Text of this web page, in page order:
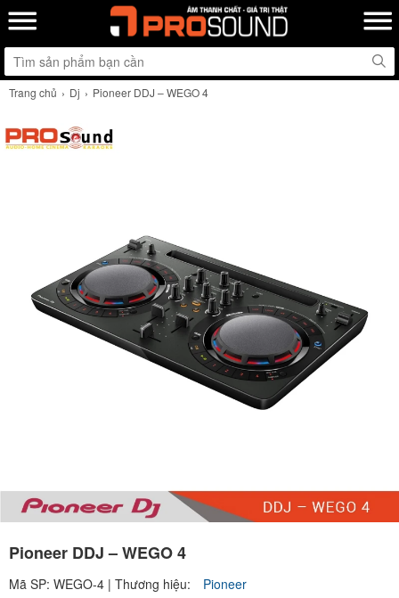
Trang chủ Dj Pioneer DDJ – WEGO 4
Pioneer DDJ – WEGO 4
Mã SP: WEGO-4 | Thương hiệu: Pioneer